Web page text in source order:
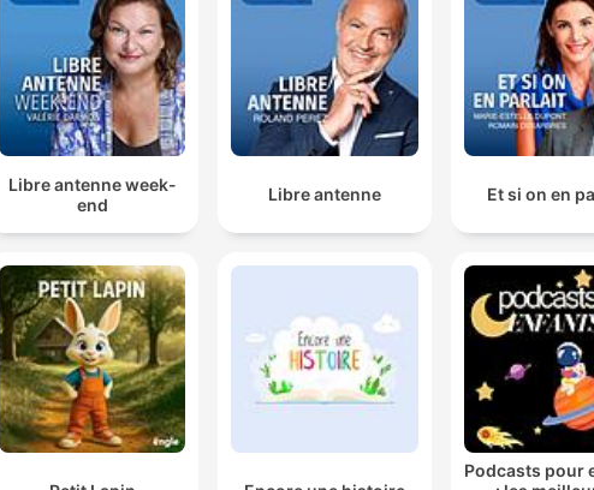
Libre antenne week-
end
Libre antenne Et si on en
Podcasts pour